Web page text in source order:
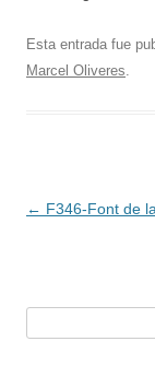
Esta entrada fue
Marcel Oliveres.
Navegación
← F346-Font de